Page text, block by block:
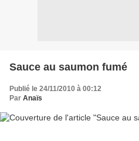
Sauce au saumon fumé
Publié le 24/11/2010 à 00:12
Par Anaïs